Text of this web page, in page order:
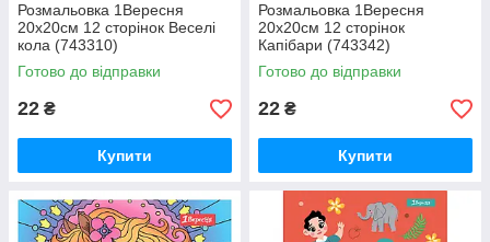
Розмальовка 1Вересня
20х20см 12 сторінок Веселі
кола (743310)
Готово до відправки
22 ₴
Купити
Розмальовка 1Вересня
20х20см 12 сторінок
Капібари (743342)
Готово до відправки
22 ₴
Купити